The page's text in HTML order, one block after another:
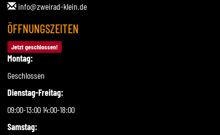
info@zweirad-klein.de
ÖFFNUNGSZEITEN
Jetzt geschlossen!
Montag:
Geschlossen
Dienstag-Freitag:
09:00-13:00 14:00-18:00
Samstag: